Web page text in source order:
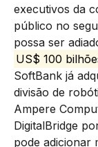
executivos da
público no
possa ser
US$ 100
SoftBank já
divisão de
Ampere
DigitalBridge
pode adicionar